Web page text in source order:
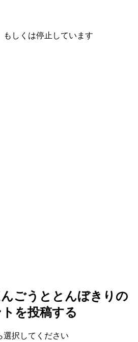
もしくは停止しています
ごうととんぼきりの
を投稿する
選択してください